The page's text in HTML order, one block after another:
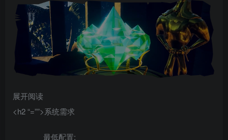
展开阅读
<h2 “=””>系统需求
最低配置: